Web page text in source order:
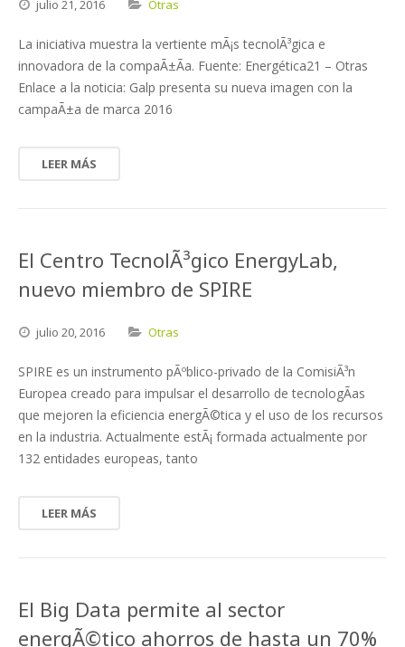
julio 21,2016 Otras
La iniciativa muestra la vertiente mÃ¡s tecnolÃ³gica e
innovadora de la compaÃ±Ã­a. Fuente: Energética21 – Otras
Enlace a la noticia: Galp presenta su nueva imagen con la
campaÃ±a de marca 2016
LEER MÁS
El Centro TecnolÃ³gico EnergyLab,
nuevo miembro de SPIRE
julio 20,2016 Otras
SPIRE es un instrumento pÃºblico-privado de la ComisiÃ³n
Europea creado para impulsar el desarrollo de tecnologÃ­as
que mejoren la eficiencia energÃ©tica y el uso de los recursos
en la industria. Actualmente estÃ¡ formada actualmente por
132 entidades europeas, tanto
LEER MÁS
El Big Data permite al sector
energÃ©tico ahorros de hasta un 70%